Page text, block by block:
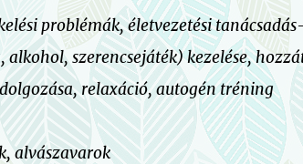
problémák, életvezetési
alkohol, szerencsejáték) kezelése,
relaxáció, autogén tréning
alvászavarok